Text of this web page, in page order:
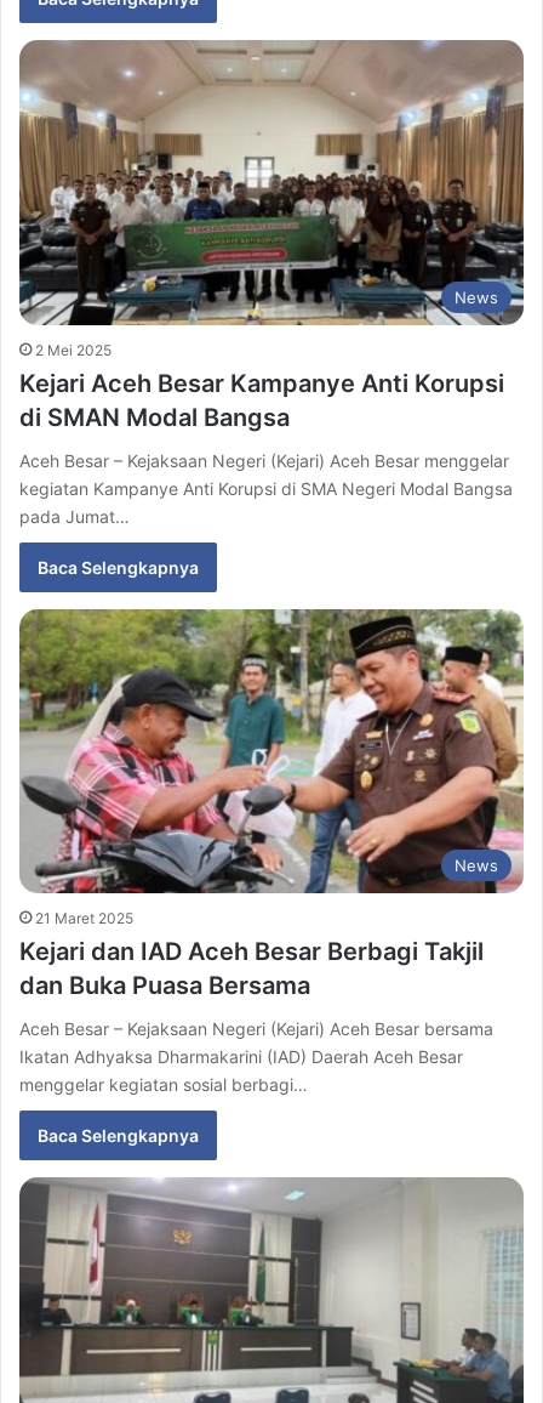
News
2 Mei 2025
Kejari Aceh Besar Kampanye Anti Korupsi
di SMAN Modal Bangsa
Aceh Besar – Kejaksaan Negeri (Kejari) Aceh Besar menggelar
kegiatan Kampanye Anti Korupsi di SMA Negeri Modal Bangsa
pada Jumat…
Baca Selengkapnya
News
21 Maret 2025
Kejari dan IAD Aceh Besar Berbagi Takjil
dan Buka Puasa Bersama
Aceh Besar – Kejaksaan Negeri (Kejari) Aceh Besar bersama
Ikatan Adhyaksa Dharmakarini (IAD) Daerah Aceh Besar
menggelar kegiatan sosial berbagi…
Baca Selengkapnya